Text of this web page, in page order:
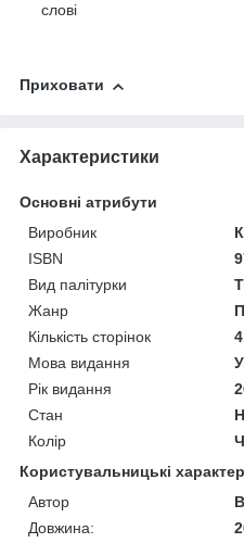
слові
Приховати
Характеристики
Основні атрибути
Виробник
ISBN
Вид палітурки
Жанр
Кількість сторінок
Мова видання
Рік видання
Стан
Колір
Користувальницькі
Автор
Довжина: